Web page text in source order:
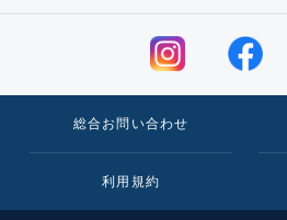
総合お問い合わせ
利用規約